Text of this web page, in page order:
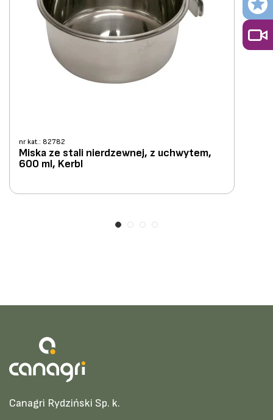
nr kat.: 82782
Miska ze stali nierdzewnej, z uchwytem,
600 ml, Kerbl
Canagri Rydziński Sp. k.